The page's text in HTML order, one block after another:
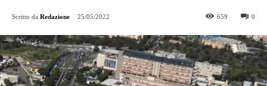
Scritto da Redazione 25/05/2022 0
659